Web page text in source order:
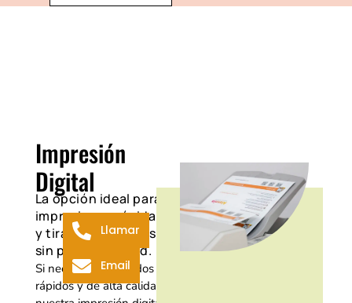
Impresión
Digital
La opción ideal para
impresiones rápidas
y tiradas pequeñas
sin perder calidad.
Si necesitas resultados
rápidos y de alta calidad,
Llamar
Email